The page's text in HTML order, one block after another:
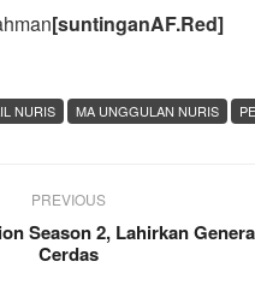
[suntinganAF.Red]
NURIS MA UNGGULAN NURIS
PREVIOUS
Season 2, Lahirkan
Cerdas